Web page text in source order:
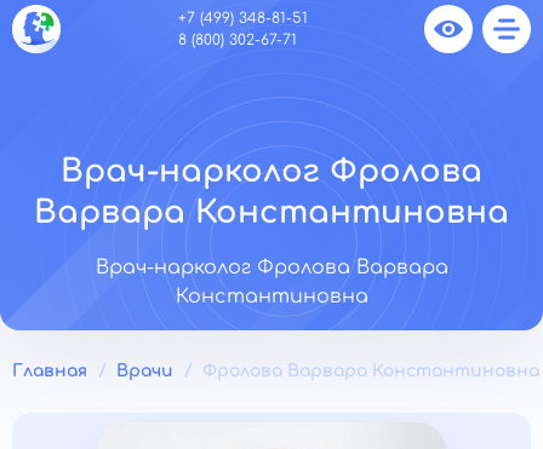
+7 (499) 348-81-51
8 (800) 302-67-71
Врач-нарколог Фролова
Варвара Константиновна
Врач-нарколог Фролова Варвара
Константиновна
Главная Врачи Фролова Варвара Константиновна